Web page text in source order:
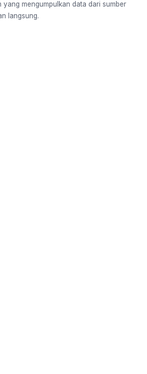
yang mengumpulkan data dari sumber
langsung.